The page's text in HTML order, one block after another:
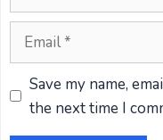
Email
Website
Save my name,
the next time I